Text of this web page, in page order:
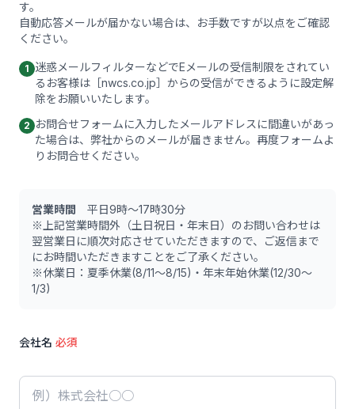
す。
自動応答メールが届かない場合は、お手数ですが以点をご確認
ください。
1 迷惑メールフィルターなどでEメールの受信制限をされてい
るお客様は［nwcs.co.jp］からの受信ができるように設定解
除をお願いいたします。
2 お問合せフォームに入力したメールアドレスに間違いがあっ
た場合は、弊社からのメールが届きません。再度フォームよ
りお問合せください。
営業時間 平日9時〜17時30分
※上記営業時間外（土日祝日・年末日）のお問い合わせは
翌営業日に順次対応させていただきますので、ご返信まで
にお時間いただきますことをご了承ください。
※休業日：夏季休業(8/11〜8/15)・年末年始休業(12/30〜
1/3)
会社名 必須